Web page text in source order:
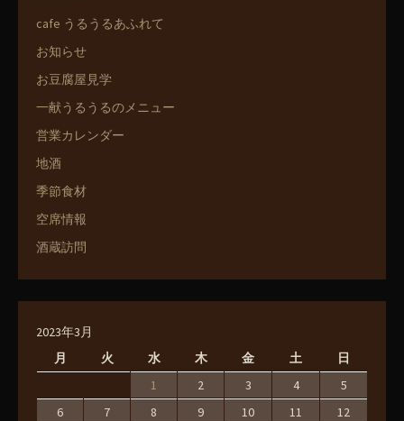
cafe うるうるあふれて
お知らせ
お豆腐屋見学
一献うるうるのメニュー
営業カレンダー
地酒
季節食材
空席情報
酒蔵訪問
2023年3月
月
火 水 木 金 土 日
1 2 3 4
5
6
7 8 9 10 11
12